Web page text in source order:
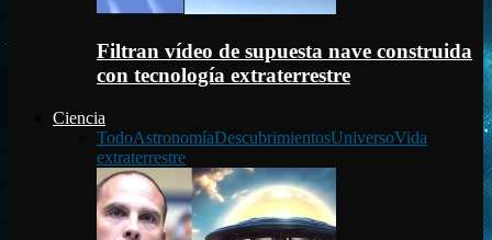
Filtran vídeo de supuesta nave construida
con tecnología extraterrestre
Ciencia
TodoAstronomíaDescubrimientosUniversoVida
extraterrestre